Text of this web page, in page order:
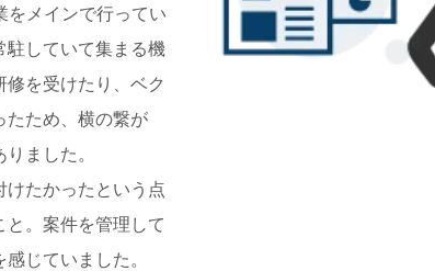
をメインで行ってい
駐していて集まる機
を受けたり、ベク
たため、横の繋が
ました。
けたかったという点
。案件を管理して
じていました。